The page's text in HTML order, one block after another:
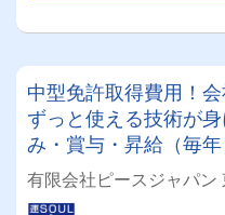
中型免許取得費用！
ずっと使える技術が
み・賞与・昇給（毎
や各種豊富な手当も充
経験スタートOK！！！
有限会社ピースジャパン